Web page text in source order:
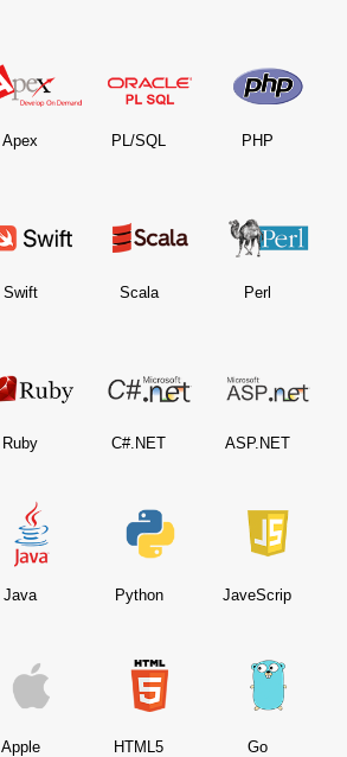
Apex PL/SQL PHP
Swift Scala Perl
Ruby C#.NET ASP.NET
Java Python JaveScrip
Apple HTML5 Go